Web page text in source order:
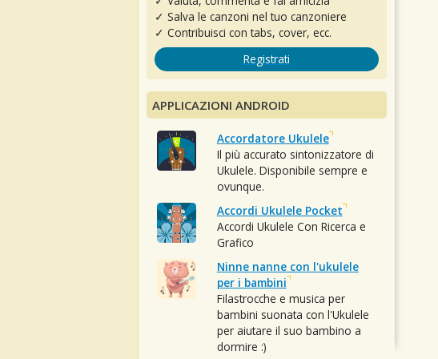
✓ Salva le canzoni nel tuo canzoniere
✓ Contribuisci con tabs, cover, ecc.
Registrati
APPLICAZIONI ANDROID
Accordatore Ukulele
Il più accurato sintonizzatore di
Ukulele. Disponibile sempre e
ovunque.
Accordi Ukulele Pocket
Accordi Ukulele Con Ricerca e
Grafico
Ninne nanne con l'ukulele
per i bambini
Filastrocche e musica per
bambini suonata con l'Ukulele
per aiutare il suo bambino a
dormire :)